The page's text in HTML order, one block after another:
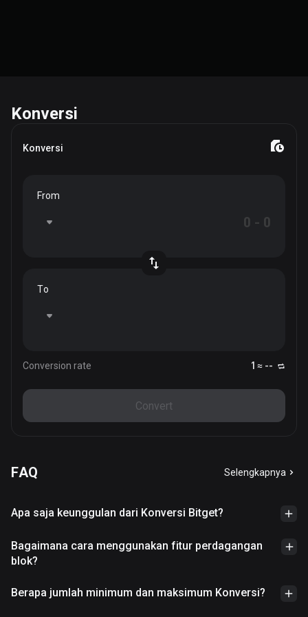
Konversi
Konversi
From
To
Conversion rate 1 ≈ --
Convert
FAQ Selengkapnya
Apa saja keunggulan dari Konversi Bitget?
Bagaimana cara menggunakan fitur perdagangan
blok?
Berapa jumlah minimum dan maksimum Konversi?